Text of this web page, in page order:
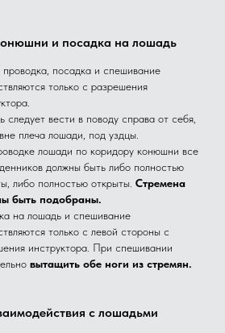
и посадка на лошадь
проводка, посадка и спешивание
только с разрешения
следует вести в поводу справа от себя,
плеча лошади, под уздцы.
лошади по коридору конюшни все
должны быть либо полностью
либо полностью открыты. Стремена
быть подобраны.
на лошадь и спешивание
только с левой стороны с
инструктора. При спешивании
вытащить обе ноги из стремян.
с лошадьми